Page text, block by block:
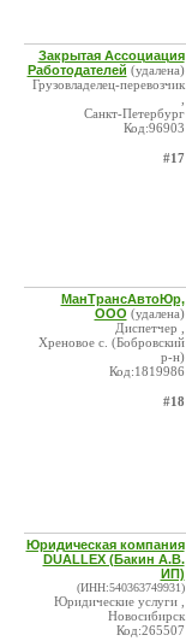
Закрытая Ассоциация
Работодателей (удалена)
Грузовладелец-перевозчик
Санкт-Петербург
Код:96903
#17
МанТрансАвтоЮр,
ООО (удалена)
Диспетчер ,
Хреновое с. (Бобровский
р-н)
Код:1819986
#18
Юридическая компания
DUALLEX (Бакин А.В.
ИП)
(ИНН:540363749931)
Юридические услуги ,
Новосибирск
Код:265507